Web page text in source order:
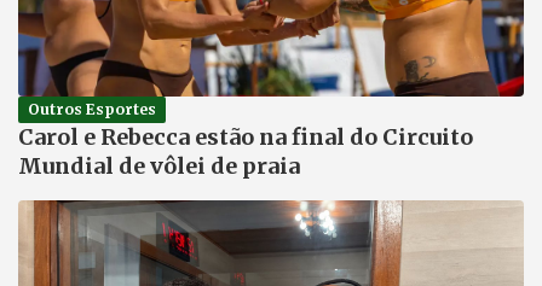
Outros Esportes
Carol e Rebecca estão na final do Circuito
Mundial de vôlei de praia